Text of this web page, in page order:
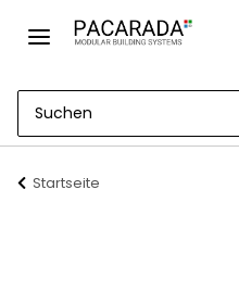
Startseite